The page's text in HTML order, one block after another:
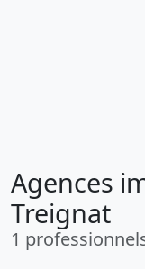
Agences
Treignat
1